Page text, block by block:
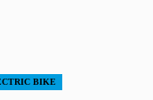
BIKE